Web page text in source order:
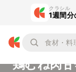
クラシル
1週間
鶏むね肉